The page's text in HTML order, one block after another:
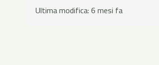
Ultima modifica: 6 mesi fa